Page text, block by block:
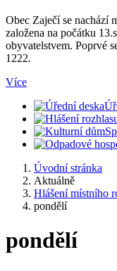
Obec Zaječí se nachází
založena na počátku
obyvatelstvem. Poprvé
1222.
Více
Úvodní stránka
Aktuálně
Hlášení místního
pondělí
pondělí